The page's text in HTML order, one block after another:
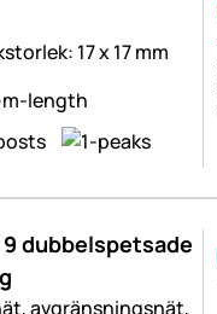
17 x 17 mm
dubbelspetsade
avgränsningsnät,